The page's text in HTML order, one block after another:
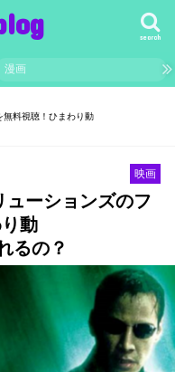
search
漫画
無料視聴！ひまわり動
映画
ューションズのフ
動
るの？